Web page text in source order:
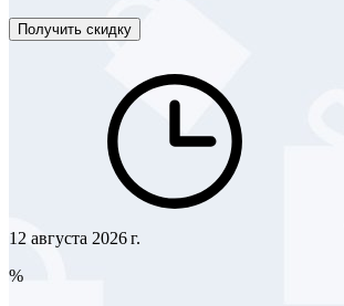
Получить скидку
12 августа 2026 г.
%